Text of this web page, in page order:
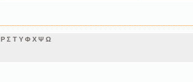
Ρ Σ Τ Υ Φ Χ Ψ Ω